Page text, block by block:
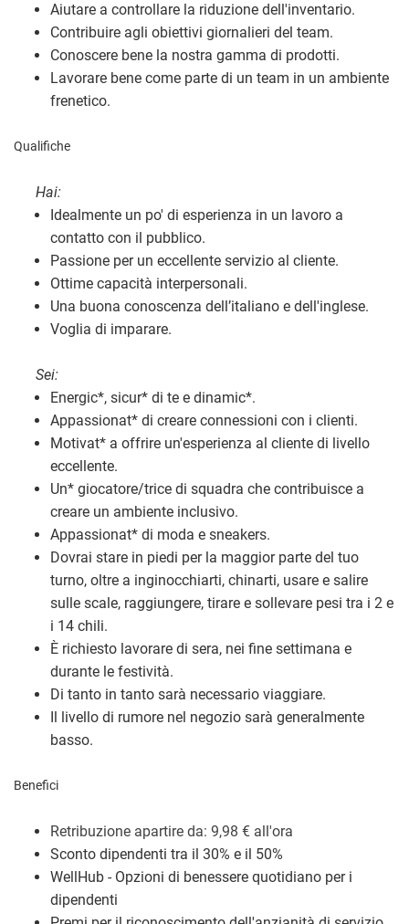
Aiutare a controllare la riduzione dell'inventario.
Contribuire agli obiettivi giornalieri del team.
Conoscere bene la nostra gamma di prodotti.
Lavorare bene come parte di un team in un ambiente
frenetico.
Qualifiche
Hai:
Idealmente un po' di esperienza in un lavoro a
contatto con il pubblico.
Passione per un eccellente servizio al cliente.
Ottime capacità interpersonali.
Una buona conoscenza dell’italiano e dell'inglese.
Voglia di imparare.
Sei:
Energic*, sicur* di te e dinamic*.
Appassionat* di creare connessioni con i clienti.
Motivat* a offrire un'esperienza al cliente di livello
eccellente.
Un* giocatore/trice di squadra che contribuisce a
creare un ambiente inclusivo.
Appassionat* di moda e sneakers.
Dovrai stare in piedi per la maggior parte del tuo
turno, oltre a inginocchiarti, chinarti, usare e salire
sulle scale, raggiungere, tirare e sollevare pesi tra i 2 e
i 14 chili.
È richiesto lavorare di sera, nei fine settimana e
durante le festività.
Di tanto in tanto sarà necessario viaggiare.
Il livello di rumore nel negozio sarà generalmente
basso.
Benefici
Retribuzione apartire da: 9,98 € all'ora
Sconto dipendenti tra il 30% e il 50%
WellHub - Opzioni di benessere quotidiano per i
dipendenti